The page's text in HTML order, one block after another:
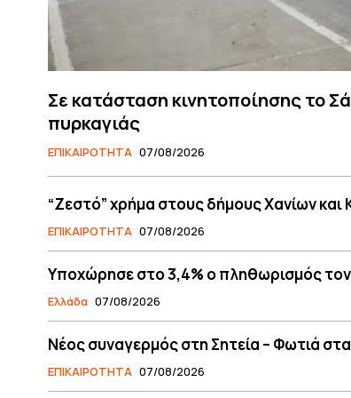
Σε κατάσταση κινητοποίησης το
πυρκαγιάς
ΕΠΙΚΑΙΡΟΤΗΤΑ 07/08/2026
“Ζεστό” χρήμα στους δήμους Χανίων και
ΕΠΙΚΑΙΡΟΤΗΤΑ 07/08/2026
Υποχώρησε στο 3,4% ο πληθωρισμός τον
Ελλάδα 07/08/2026
Νέος συναγερμός στη Σητεία – Φωτιά
ΕΠΙΚΑΙΡΟΤΗΤΑ 07/08/2026